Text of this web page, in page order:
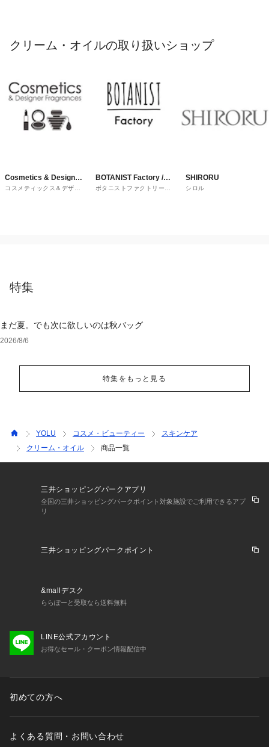
クリーム・オイルの取り扱いショップ
Cosmetics & Designer
Fragrances
コスメティックス＆デザイ
BOTANIST Factory /
and Habit
ボタニストファクトリーア
SHIRORU
シロル
特集
まだ夏。でも次に欲しいのは秋バッグ
2026/8/6
特集をもっと見る
YOLU コスメ・ビューティー
スキンケア
クリーム・オイル
商品一覧
三井ショッピングパークアプリ
全国の三井ショッピングパークポイント対象施設でご利用できるアプ
リ
三井ショッピングパークポイント
&mallデスク
ららぽーと受取なら送料無料
LINE公式アカウント
お得なセール・クーポン情報配信中
初めての方へ
よくある質問・お問い合わせ